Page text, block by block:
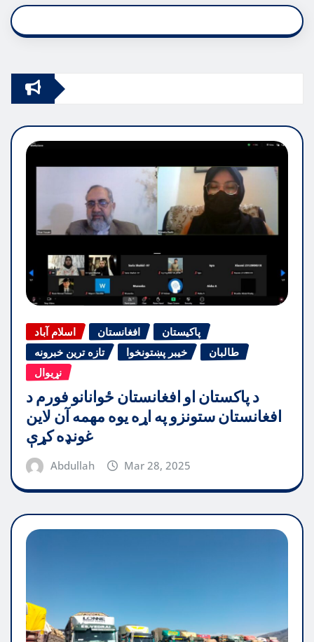
اسلام آباد افغانستان
پاکیستان
تازه ترین خبرونه
خیبر پښتونخوا
طالبان
نړیوال
د پاکستان او افغانستان ځوانانو فورم د
افغانستان ستونزو په اړه یوه مهمه آن لاین
غونډه کړې
Abdullah Mar 28, 2025